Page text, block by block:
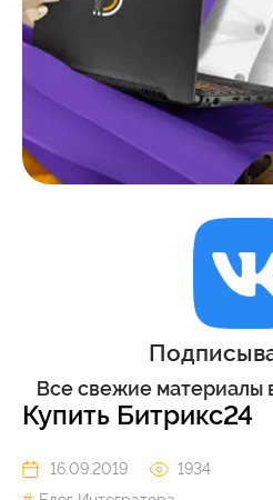
Все свежие материалы
Купить Битрикс24
16.09.2019
1934